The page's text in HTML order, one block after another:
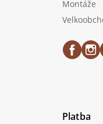
Montáže
Platba